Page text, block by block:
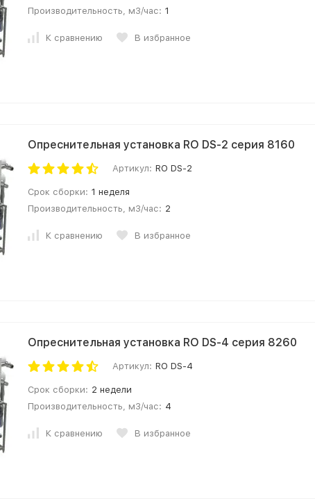
Производительность, м3/час: 1
К сравнению В избранное
Опреснительная установка RO DS-2 серия 8160
Артикул: RO DS-2
Срок сборки: 1 неделя
Производительность, м3/час: 2
К сравнению В избранное
Опреснительная установка RO DS-4 серия 8260
Артикул: RO DS-4
Срок сборки: 2 недели
Производительность, м3/час: 4
К сравнению В избранное